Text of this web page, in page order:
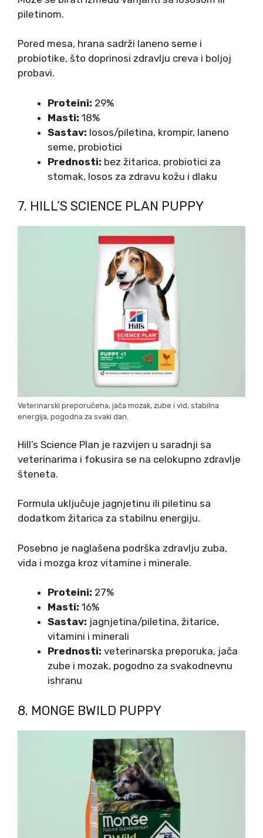
piletinom.
Pored mesa, hrana sadrži laneno seme i
probiotike, što doprinosi zdravlju creva i boljoj
probavi.
Proteini: 29%
Masti: 18%
Sastav: losos/piletina, krompir, laneno
seme, probiotici
Prednosti: bez žitarica, probiotici za
stomak, losos za zdravu kožu i dlaku
7. HILL’S SCIENCE PLAN PUPPY
Veterinarski preporučena, jača mozak, zube i vid, stabilna
energija, pogodna za svaki dan.
Hill’s Science Plan je razvijen u saradnji sa
veterinarima i fokusira se na celokupno zdravlje
šteneta.
Formula uključuje jagnjetinu ili piletinu sa
dodatkom žitarica za stabilnu energiju.
Posebno je naglašena podrška zdravlju zuba,
vida i mozga kroz vitamine i minerale.
Proteini: 27%
Masti: 16%
Sastav: jagnjetina/piletina, žitarice,
vitamini i minerali
Prednosti: veterinarska preporuka, jača
zube i mozak, pogodno za svakodnevnu
ishranu
8. MONGE BWILD PUPPY